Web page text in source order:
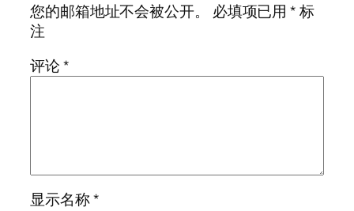
您的邮箱地址不会被公开。
必填项已用*标
注
评论*
显示名称*